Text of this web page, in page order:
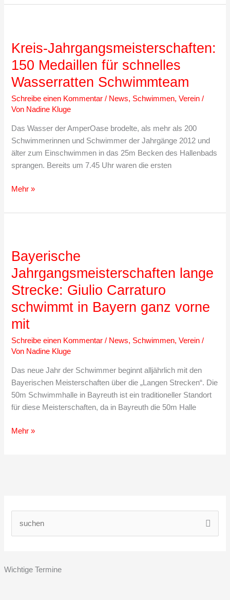
Vorschwimmen
Kreis-Jahrgangsmeisterschaften:
150 Medaillen für schnelles
Wasserratten Schwimmteam
Schreibe einen Kommentar / News, Schwimmen,Verein /
Von Nadine Kluge
Das Wasser der AmperOase brodelte, als mehr als 200
Schwimmerinnen und Schwimmer der Jahrgänge 2012 und
älter zum Einschwimmen in das 25m Becken des Hallenbads
sprangen. Bereits um 7.45 Uhr waren die ersten
Kreis-
150
schnelles
Wasserratten
Schwimmteam
Mehr »
Bayerische
Jahrgangsmeisterschaften lange
Strecke: Giulio Carraturo
schwimmt in Bayern ganz vorne
mit
Schreibe einen Kommentar / News, Schwimmen,Verein /
Von Nadine Kluge
Das neue Jahr der Schwimmer beginnt alljährlich mit den
Bayerischen Meisterschaften über die „Langen Strecken“. Die
50m Schwimmhalle in Bayreuth ist ein traditioneller Standort
für diese Meisterschaften, da in Bayreuth die 50m Halle
Bayerische
mit
Mehr »
Wichtige Termine